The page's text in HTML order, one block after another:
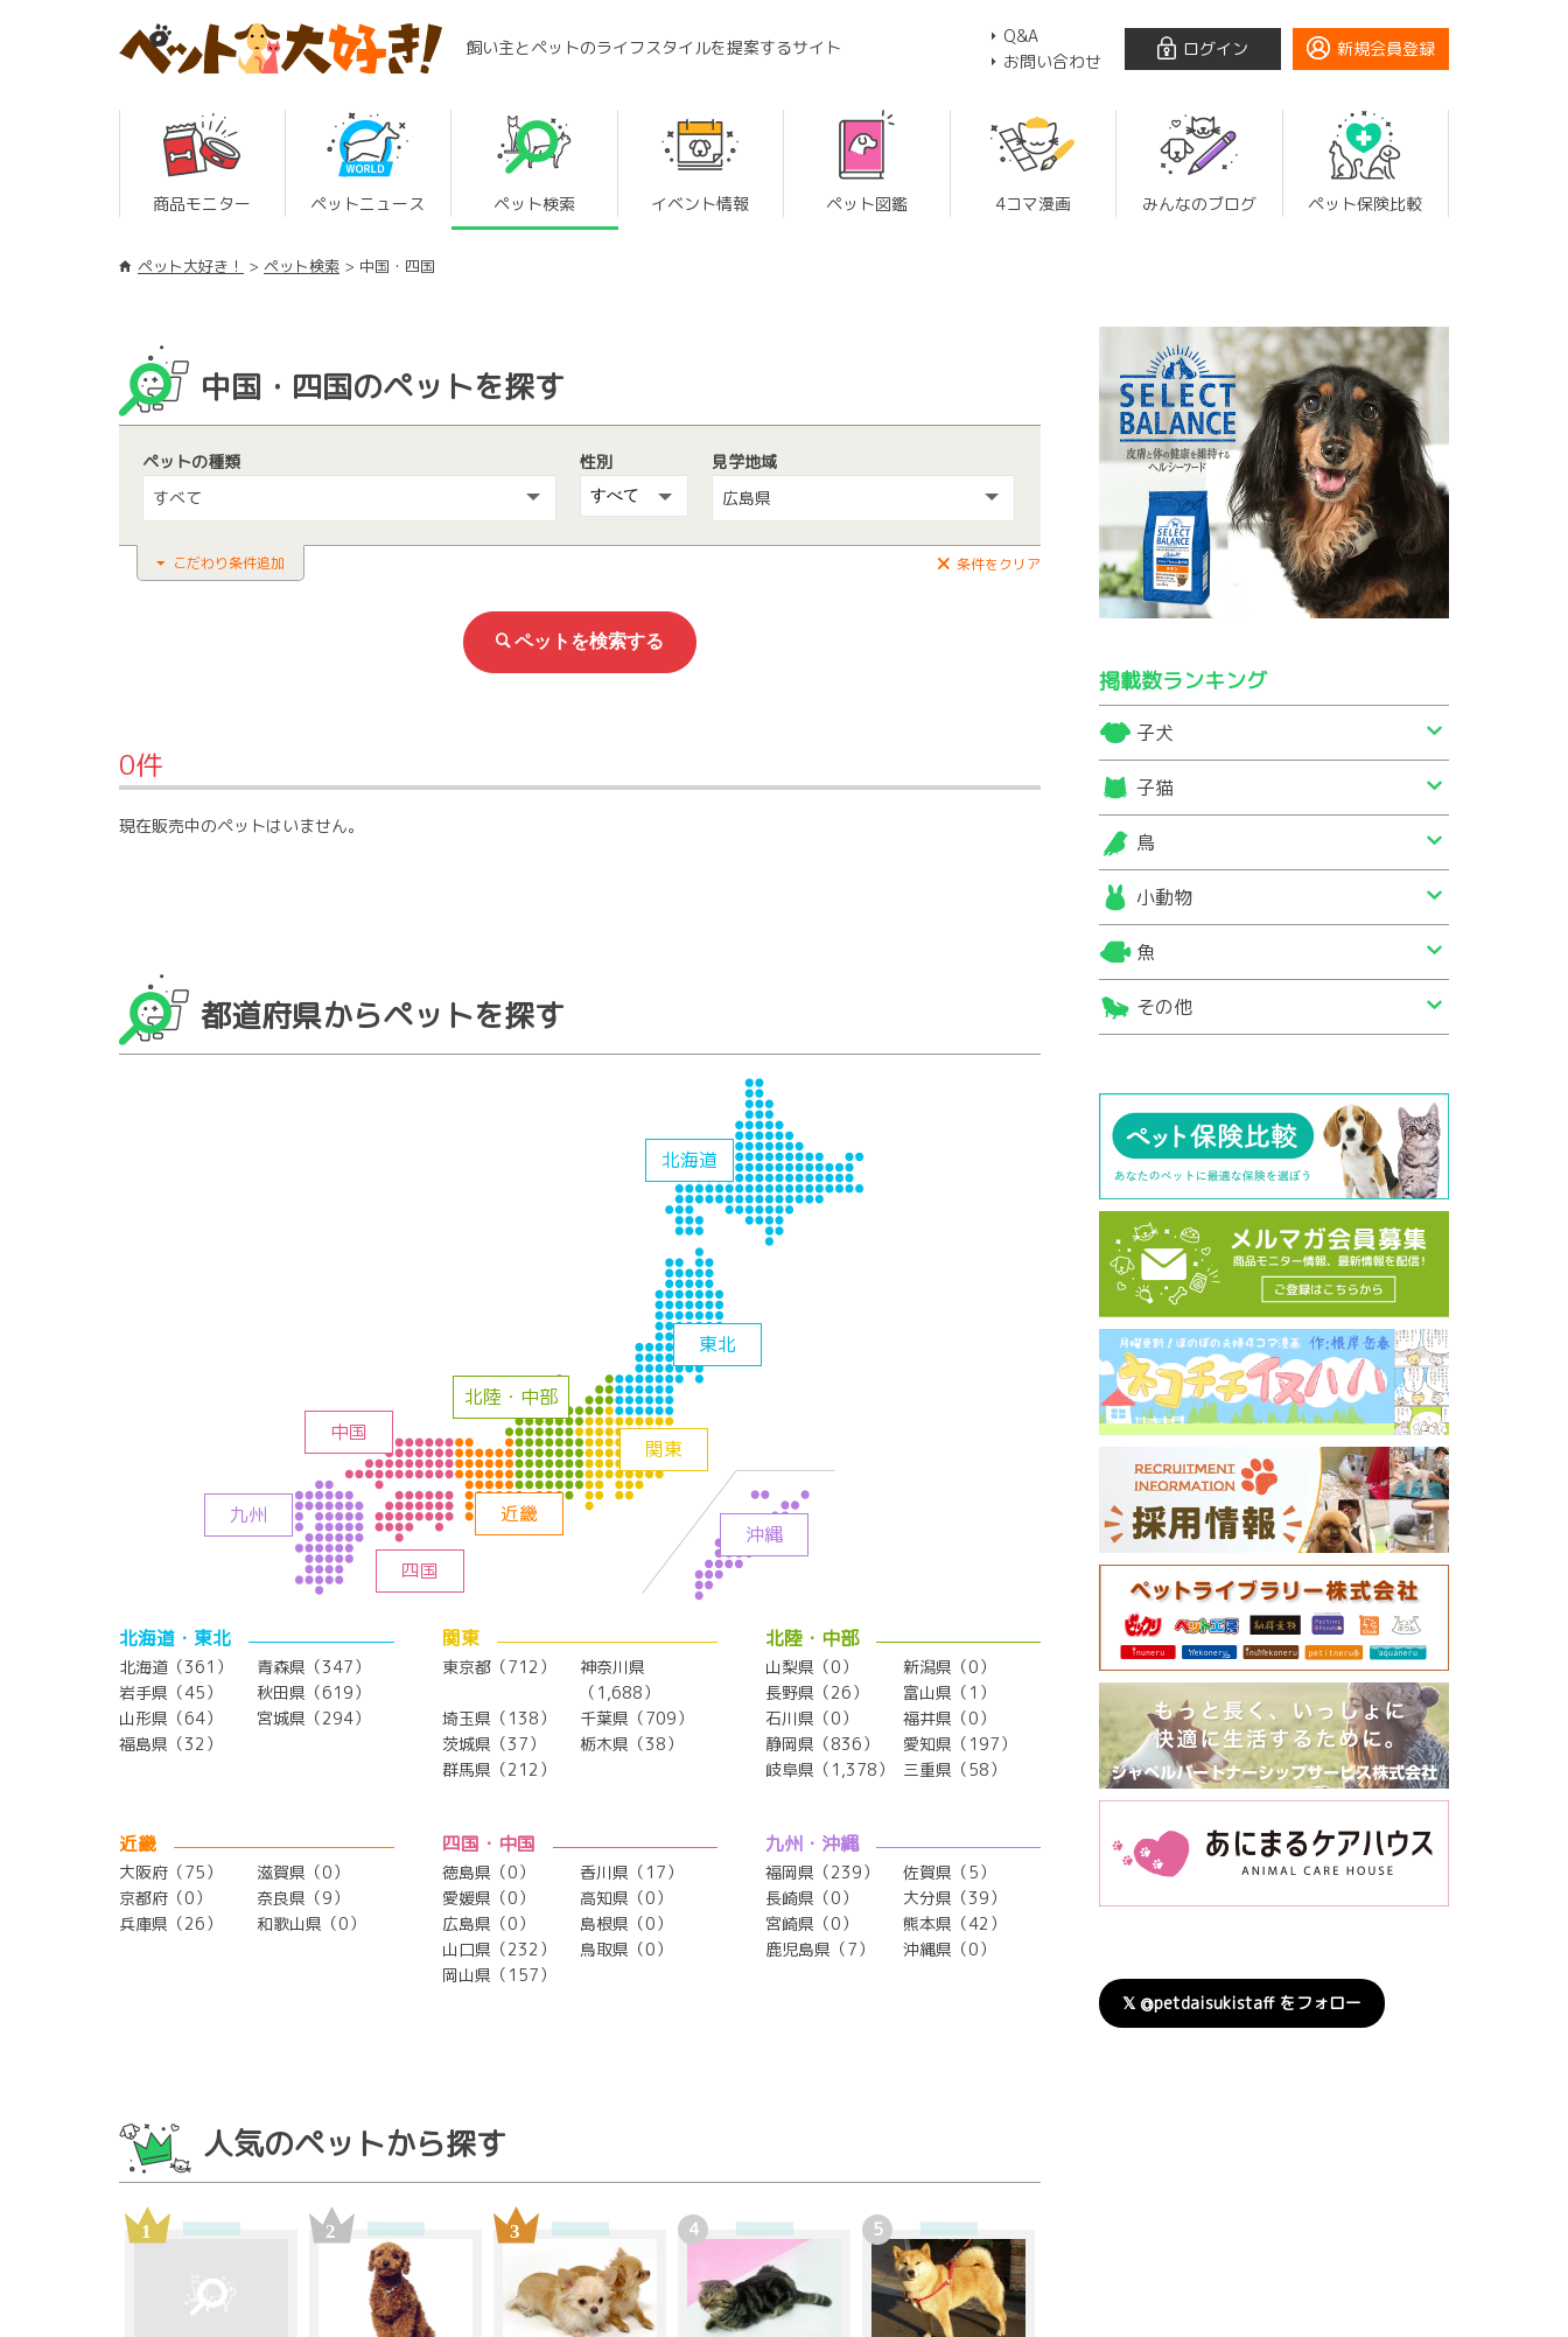
飼い主とペットのライフスタイルを提案するサイト
Q&A
お問い合わせ
ログイン 新規会員登録
商品モニター ペットニュース ペット検索 イベント情報 ペット図鑑 4コマ漫画 みんなのブログ ペット保険比較
ペット大好き！ ペット検索 中国・四国
中国・四国のペットを探す
ペットの種類
すべて
性別
見学地域
広島県
こだわり条件追加 条件をクリア
0件
現在販売中のペットはいません。
都道府県からペットを探す
沖縄
北海道
東北
関東
北陸・中部
近畿
四国
中国
九州
北海道・東北
北海道（361）
青森県（347）
岩手県（45）
秋田県（619）
山形県（64）
宮城県（294）
福島県（32）
関東
東京都（712）
神奈川県
（1,688）
埼玉県（138）
千葉県（709）
茨城県（37）
栃木県（38）
群馬県（212）
北陸・中部
山梨県（0）
新潟県（0）
長野県（26）
富山県（1）
石川県（0）
福井県（0）
静岡県（836）
愛知県（197）
岐阜県（1,378）
三重県（58）
近畿
大阪府（75）
滋賀県（0）
京都府（0）
奈良県（9）
兵庫県（26）
和歌山県（0）
四国・中国
徳島県（0）
香川県（17）
愛媛県（0）
高知県（0）
広島県（0）
島根県（0）
山口県（232）
鳥取県（0）
岡山県（157）
九州・沖縄
福岡県（239）
佐賀県（5）
長崎県（0）
大分県（39）
宮崎県（0）
熊本県（42）
鹿児島県（7）
沖縄県（0）
人気のペットから探す
掲載数ランキング
子犬
子猫
鳥
小動物
魚
その他
𝕏 @petdaisukistaff をフォロー